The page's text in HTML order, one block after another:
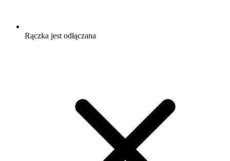
Rączka jest odłączana